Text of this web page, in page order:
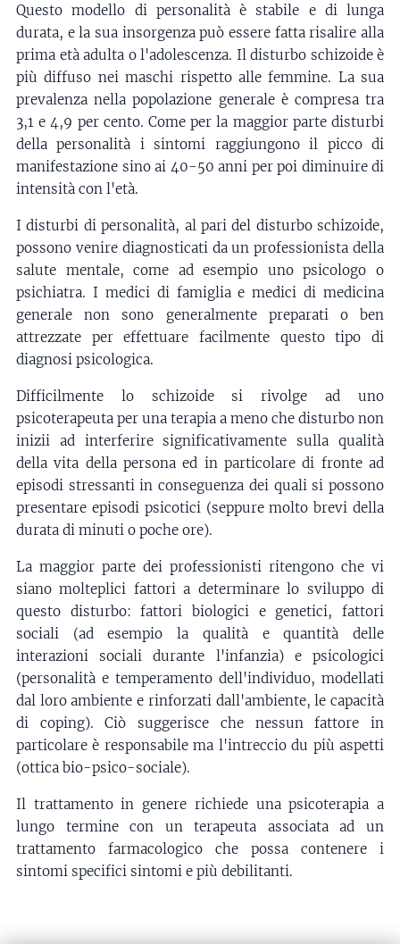
Questo modello di personalità è stabile e di lunga
durata, e la sua insorgenza può essere fatta risalire alla
prima età adulta o l'adolescenza. Il disturbo schizoide è
più diffuso nei maschi rispetto alle femmine. La sua
prevalenza nella popolazione generale è compresa tra
3,1 e 4,9 per cento. Come per la maggior parte disturbi
della personalità i sintomi raggiungono il picco di
manifestazione sino ai 40-50 anni per poi diminuire di
intensità con l'età.
I disturbi di personalità, al pari del disturbo schizoide,
possono venire diagnosticati da un professionista della
salute mentale, come ad esempio uno psicologo o
psichiatra. I medici di famiglia e medici di medicina
generale non sono generalmente preparati o ben
attrezzate per effettuare facilmente questo tipo di
diagnosi psicologica.
Difficilmente lo schizoide si rivolge ad uno
psicoterapeuta per una terapia a meno che disturbo non
inizii ad interferire significativamente sulla qualità
della vita della persona ed in particolare di fronte ad
episodi stressanti in conseguenza dei quali si possono
presentare episodi psicotici (seppure molto brevi della
durata di minuti o poche ore).
La maggior parte dei professionisti ritengono che vi
siano molteplici fattori a determinare lo sviluppo di
questo disturbo: fattori biologici e genetici, fattori
sociali (ad esempio la qualità e quantità delle
interazioni sociali durante l'infanzia) e psicologici
(personalità e temperamento dell'individuo, modellati
dal loro ambiente e rinforzati dall'ambiente, le capacità
di coping). Ciò suggerisce che nessun fattore in
particolare è responsabile ma l'intreccio du più aspetti
(ottica bio-psico-sociale).
Il trattamento in genere richiede una psicoterapia a
lungo termine con un terapeuta associata ad un
trattamento farmacologico che possa contenere i
sintomi specifici sintomi e più debilitanti.